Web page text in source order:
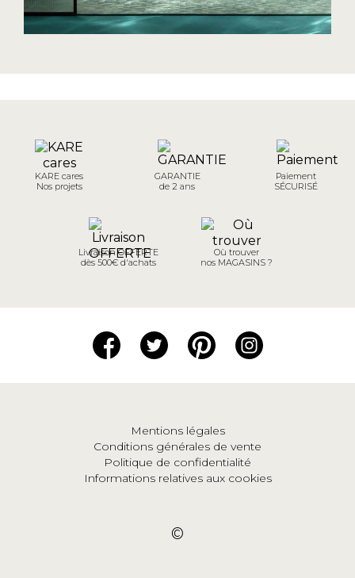
KARE cares
Nos projets
GARANTIE
de 2 ans
Paiement
SÉCURISÉ
Livraison OFFERTE
dès 500€ d'achats
Où trouver
nos MAGASINS ?
Mentions légales
Conditions générales de vente
Politique de confidentialité
Informations relatives aux cookies
©